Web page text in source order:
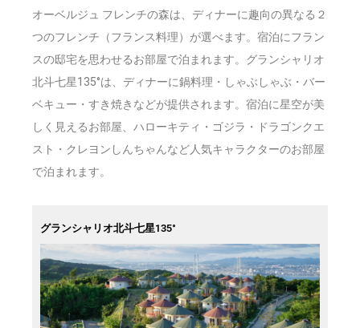
オーベルジュ フレンチの森は、ディナーに趣向の異なる２
つのフレンチ（フランス料理）が選べます。宿泊にフラン
スの邸宅を思わせるお部屋で泊まれます。グランシャリオ
北斗七星135°は、ディナーに鍋料理・しゃぶしゃぶ・バー
ベキュー・すき焼きなどが提供されます。宿泊に星空が美
しく見えるお部屋、ハローキティ・ゴジラ・ドラゴンクエ
スト・クレヨンしんちゃんなど人気キャラクターのお部屋
で泊まれます。
グランシャリオ北斗七星135°